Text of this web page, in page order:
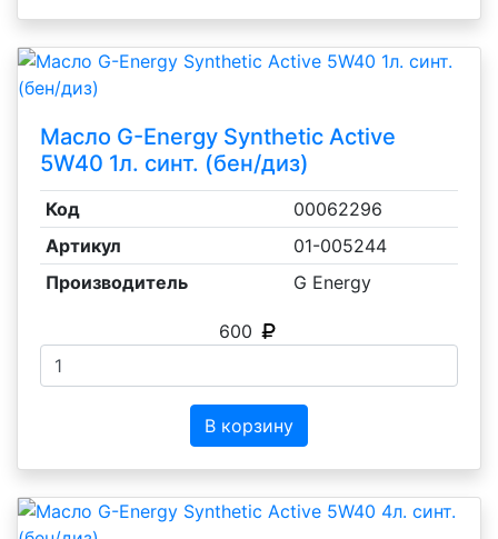
Масло G-Energy Synthetic Active
5W40 1л. синт. (бен/диз)
Код
00062296
Артикул
01-005244
Производитель
G Energy
600
В корзину